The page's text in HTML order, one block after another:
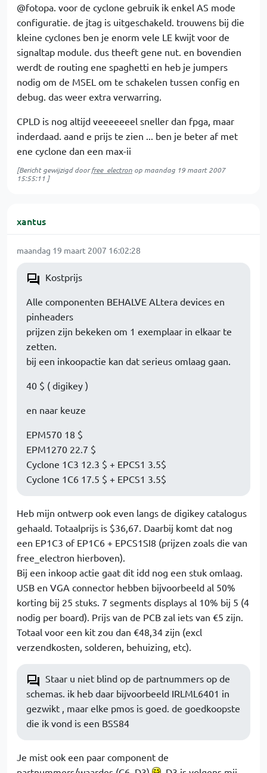
@fotopa. voor de cyclone gebruik ik enkel AS mode
configuratie. de jtag is uitgeschakeld. trouwens bij die
kleine cyclones ben je enorm vele LE kwijt voor de
signaltap module. dus theeft gene nut. en bovendien
werdt de routing ene spaghetti en heb je jumpers
nodig om de MSEL om te schakelen tussen config en
debug. das weer extra verwarring.
CPLD is nog altijd veeeeeeel sneller dan fpga, maar
inderdaad. aand e prijs te zien ... ben je beter af met
ene cyclone dan een max-ii
[Bericht gewijzigd doorfree_electron op maandag 19 maart 2007
15:55:11 ]
xantus
maandag 19 maart 2007 16:02:28
Kostprijs
Alle componenten BEHALVE ALtera devices en
pinheaders
prijzen zijn bekeken om 1 exemplaar in elkaar te
zetten.
bij een inkoopactie kan dat serieus omlaag gaan.
40 $ ( digikey )
en naar keuze
EPM570 18 $
EPM1270 22.7 $
Cyclone 1C3 12.3 $ + EPCS1 3.5$
Cyclone 1C6 17.5 $ + EPCS1 3.5$
Heb mijn ontwerp ook even langs de digikey catalogus
gehaald. Totaalprijs is $36,67. Daarbij komt dat nog
een EP1C3 of EP1C6 + EPCS1SI8 (prijzen zoals die van
free_electron hierboven).
Bij een inkoop actie gaat dit idd nog een stuk omlaag.
USB en VGA connector hebben bijvoorbeeld al 50%
korting bij 25 stuks. 7 segments displays al 10% bij 5 (4
nodig per board). Prijs van de PCB zal iets van €5 zijn.
Totaal voor een kit zou dan €48,34 zijn (excl
verzendkosten, solderen, behuizing, etc).
Staar u niet blind op de partnummers op de
schemas. ik heb daar bijvoorbeeld IRLML6401 in
gezwikt , maar elke pmos is goed. de goedkoopste
die ik vond is een BSS84
Je mist ook een paar component de